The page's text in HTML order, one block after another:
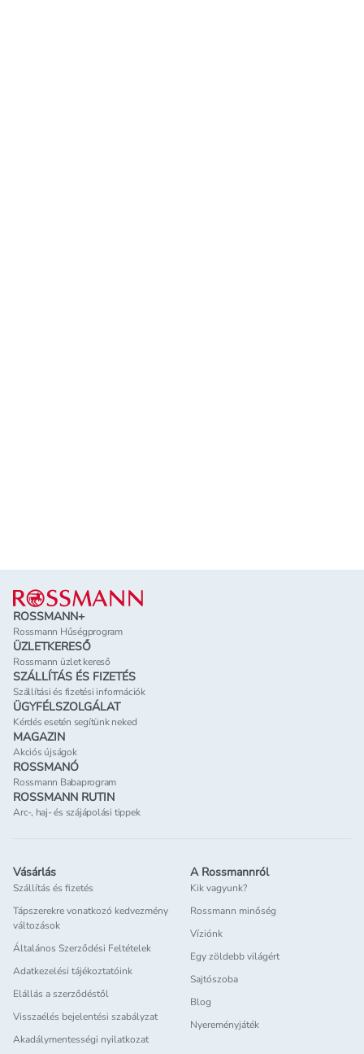
Lábléc
ROSSMANN+
Rossmann Hűségprogram
ÜZLETKERESŐ
Rossmann üzlet kereső
SZÁLLÍTÁS ÉS FIZETÉS
Szállítási és fizetési információk
ÜGYFÉLSZOLGÁLAT
Kérdés esetén segítünk neked
MAGAZIN
Akciós újságok
ROSSMANÓ
Rossmann Babaprogram
ROSSMANN RUTIN
Arc-, haj- és szájápolási tippek
Vásárlás
Szállítás és fizetés
Tápszerekre vonatkozó kedvezmény
változások
Általános Szerződési Feltételek
Adatkezelési tájékoztatóink
Elállás a szerződéstől
Visszaélés bejelentési szabályzat
Akadálymentességi nyilatkozat
A Rossmannról
Kik vagyunk?
Rossmann minőség
Víziónk
Egy zöldebb világért
Sajtószoba
Blog
Nyereményjáték